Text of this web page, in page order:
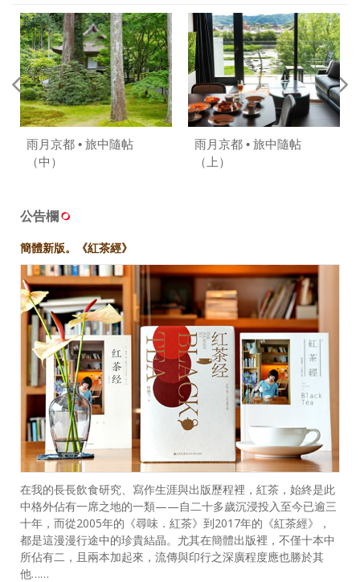
雨月京都 • 旅中隨帖
（中）
雨月京都 • 旅中隨帖
（上）
公告欄
簡體新版。《紅茶經》
在我的長長飲食研究、寫作生涯與出版歷程裡，紅茶，始終是此
中格外佔有一席之地的一類——自二十多歲沉浸投入至今已逾三
十年，而從2005年的《尋味．紅茶》到2017年的《紅茶經》，
都是這漫漫行途中的珍貴結晶。尤其在簡體出版裡，不僅十本中
所佔有二，且兩本加起來，流傳與印行之深廣程度應也勝於其
他……